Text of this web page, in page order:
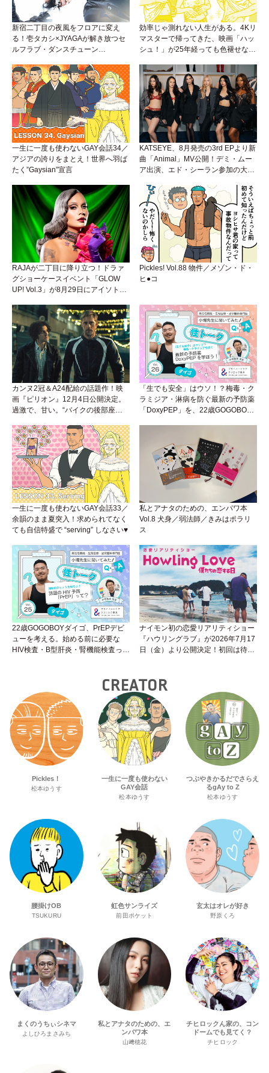
新宿二丁目の夜風をフロアに変え
る！壱タカシ×JYAGAが解き放つセ
ルフラブ・ダンスチューン
効率じゃ測れない人生がある。4Kリ
マスターで帰ってきた、映画「ハッ
シュ！」が25年経っても色褪せない
一生に一度も使わないGAY会話34／
アジアの誇りをまとえ！世界へ羽ば
たく”Gaysian”宣言
KATSEYE、8月発売の3rd EPより新
曲「Animal」MV公開！デミ・ムー
ア出演、エド・シーラン参加の大胆
RAJAが二丁目に降り立つ！ドラァ
グショーケースイベント「GLOW
UP! Vol.3」が8月29日にアイソトー
Pickles! Vol.88 物件／メゾン・ド・
ヒ●コ
カンヌ2冠＆A24配給の話題作！映
画『ピリオン』12月4日公開決定。
過激で、甘い。“バイクの後部座
「生でも安全」はウソ！？梅毒・ク
ラミジア・淋病を防ぐ最新の予防薬
「DoxyPEP」を、22歳GOGOBOY
（Vol.26）
一生に一度も使わないGAY会話33／
余韻のまま夏突入！求められてなく
ても自信特盛で “serving” しなさい♥
私とアナタのための、エンパワ本
Vol.8 犬身／弱法師／きみはポラリ
ス
22歳GOGOBOYダイゴ、PrEPデビ
ューを考える。始める前に必要な
HIV検査・B型肝炎・腎機能検査っ
生に聞けばイイ！（Vol.25）
ナイモン初の恋愛リアリティショー
『ハウリングラブ』が2026年7月17
日（金）より公開決定！初回は待望
CREATOR
Pickles！
松本ゆうす
一生に一度も使わない
GAY会話
松本ゆうす
つぶやきかるだでさらえ
るgAy to Z
松本ゆうす
腰掛けOB
TSUKURU
虹色サンライズ
前田ポケット
玄太はオレが好き
野原くろ
まくのうちぃシネマ
よしひろまさみち
私とアナタのための、エ
ンパワ本
山﨑穂花
チヒロックん家の、コン
ドームでも見てく？
チヒロック